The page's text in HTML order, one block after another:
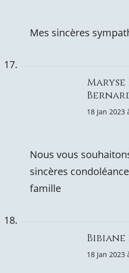
Mes sincères
Maryse
18 Jan 2023
Nous vous
sincères
famille
18 Jan 2023